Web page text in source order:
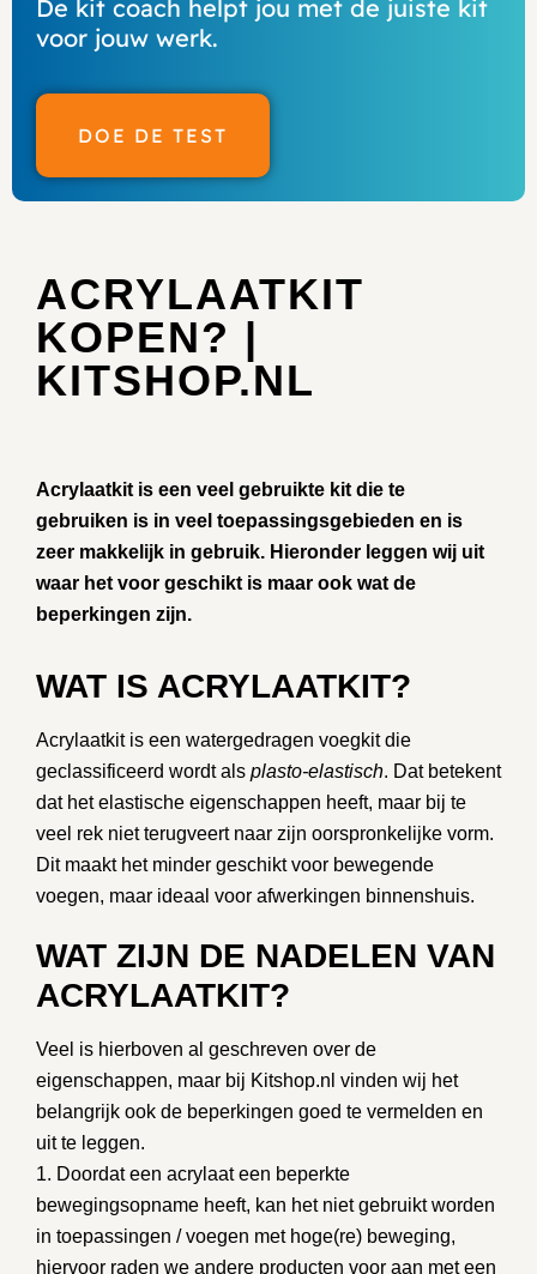
De kit coach helpt jou met de juiste kit
voor jouw werk.
DOE DE TEST
ACRYLAATKIT
KOPEN? |
KITSHOP.NL
Acrylaatkit is een veel gebruikte kit die te
gebruiken is in veel toepassingsgebieden en is
zeer makkelijk in gebruik. Hieronder leggen wij uit
waar het voor geschikt is maar ook wat de
beperkingen zijn.
WAT IS ACRYLAATKIT?
Acrylaatkit is een watergedragen voegkit die
geclassificeerd wordt als plasto-elastisch. Dat betekent
dat het elastische eigenschappen heeft, maar bij te
veel rek niet terugveert naar zijn oorspronkelijke vorm.
Dit maakt het minder geschikt voor bewegende
voegen, maar ideaal voor afwerkingen binnenshuis.
WAT ZIJN DE NADELEN VAN
ACRYLAATKIT?
Veel is hierboven al geschreven over de
eigenschappen, maar bij Kitshop.nl vinden wij het
belangrijk ook de beperkingen goed te vermelden en
uit te leggen.
1. Doordat een acrylaat een beperkte
bewegingsopname heeft, kan het niet gebruikt worden
in toepassingen / voegen met hoge(re) beweging,
hiervoor raden we andere producten voor aan met een